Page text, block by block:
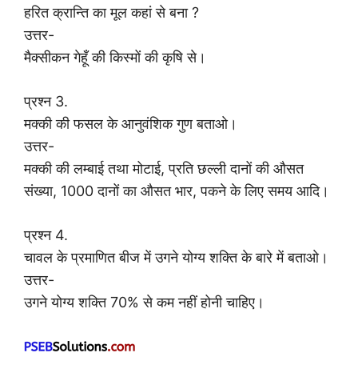
हरित क्रान्ति का मूल कहां से बना ?
उत्तर-
मैक्सीकन गेहूँ की किस्मों की कृषि से।
प्रश्न 3.
मक्की की फसल के आनुवंशिक गुण बताओ।
उत्तर-
मक्की की लम्बाई तथा मोटाई, प्रति छल्ली दानों की औसत
संख्या, 1000 दानों का औसत भार, पकने के लिए समय आदि।
प्रश्न 4.
चावल के प्रमाणित बीज में उगने योग्य शक्ति के बारे में बताओ।
उत्तर-
उगने योग्य शक्ति 70% से कम नहीं होनी चाहिए।